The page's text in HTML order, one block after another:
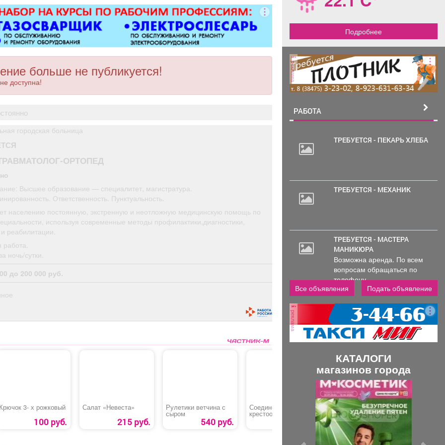
откатные ворота; все
виды сварочных работ;
металлоконструкции;
бетонные работы
любой сложности.
Пенсионерам скидка
больше не публикуется!
доступна!
городская больница
ОРТОПЕД
Высшее образование — специалитет, магистратура.
Ответственность. Пунктуальность.
населению постоянную, экстренную и неотложную медицинскую помощь по
используя современные методы профилактики,диагностики,
реабилитации.
ночь/сутки.
до 200 000 руб.
Крючок 3- х рожковый
100 руб.
Салат «Невеста»
215 руб.
Рулетики ветчина с
сыром
540 руб.
Соединение
крестообразное для 4-
х труб 50 руб.
Матрас
ортопедический «Эко
Дуэт» 14990 руб.
Подробнее
реклама
РАБОТА
ТРЕБУЕТСЯ - ПЕКАРЬ ХЛЕБА
ТРЕБУЕТСЯ - МЕХАНИК
ТРЕБУЕТСЯ - МАСТЕРА
МАНИКЮРА
Возможна аренда. По всем
вопросам обращаться по
телефону..
Все объявления
Подать объявление
реклама
КАТАЛОГИ
магазинов города